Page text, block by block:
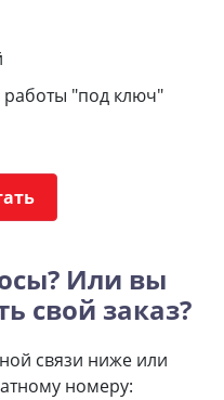
"под ключ"
Или вы
свой заказ?
связи ниже или
номеру: